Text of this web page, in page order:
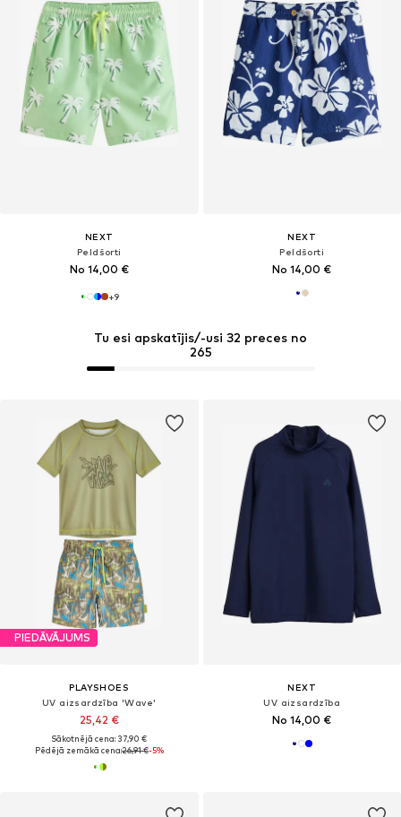
NEXT
Peldšorti
No 14,00 €
+9
Tu esi apskatījis/-usi 32 preces no
265
NEXT
Peldšorti
No 14,00 €
PIEDĀVĀJUMS
PLAYSHOES
UV aizsardzība 'Wave'
25,42 €
Sākotnējā cena: 37,90 €
Pēdējā zemākā cena:26,91 €-5%
NEXT
UV aizsardzība
No 14,00 €